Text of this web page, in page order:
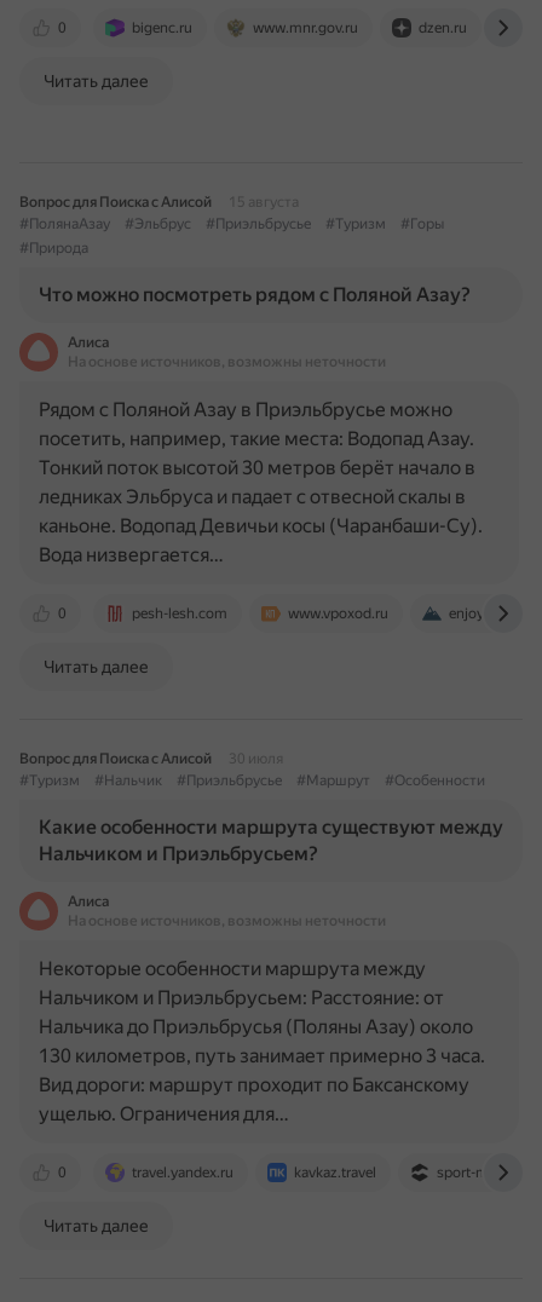
0 bigenc.ru www.mnr.gov.ru dzen.ru
Читать далее
Вопрос для Поиска с Алисой
15 августа
#ПолянаАзау
#Эльбрус #Приэльбрусье #Туризм
#Горы
#Природа
Что можно посмотреть рядом с Поляной Азау?
Алиса
На основе источников, возможны неточности
0 pesh-lesh.com www.vpoxod.ru enjoy-
Рядом с Поляной Азау в Приэльбрусье можно
посетить, например, такие места: Водопад Азау.
Тонкий поток высотой 30 метров берёт начало в
ледниках Эльбруса и падает с отвесной скалы в
каньоне. Водопад Девичьи косы (Чаранбаши-Су).
Вода низвергается…
Читать далее
Вопрос для Поиска с Алисой
30 июля
#Туризм
#Нальчик #Приэльбрусье #Маршрут #Особенности
Какие особенности маршрута существуют между
Нальчиком и Приэльбрусьем?
Алиса
На основе источников, возможны неточности
0 travel.yandex.ru kavkaz.travel sport-
Некоторые особенности маршрута между
Нальчиком и Приэльбрусьем: Расстояние: от
Нальчика до Приэльбрусья (Поляны Азау) около
130 километров, путь занимает примерно 3 часа.
Вид дороги: маршрут проходит по Баксанскому
ущелью. Ограничения для…
Читать далее